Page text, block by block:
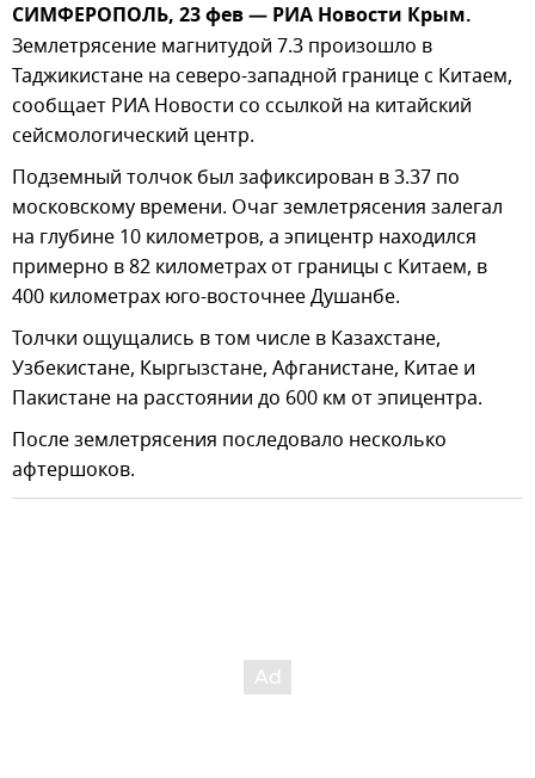
СИМФЕРОПОЛЬ, 23 фев — РИА Новости Крым.
Землетрясение магнитудой 7.3 произошло в
Таджикистане на северо-западной границе с Китаем,
сообщает РИА Новости со ссылкой на китайский
сейсмологический центр.
Подземный толчок был зафиксирован в 3.37 по
московскому времени. Очаг землетрясения залегал
на глубине 10 километров, а эпицентр находился
примерно в 82 километрах от границы с Китаем, в
400 километрах юго-восточнее Душанбе.
Толчки ощущались в том числе в Казахстане,
Узбекистане, Кыргызстане, Афганистане, Китае и
Пакистане на расстоянии до 600 км от эпицентра.
После землетрясения последовало несколько
афтершоков.